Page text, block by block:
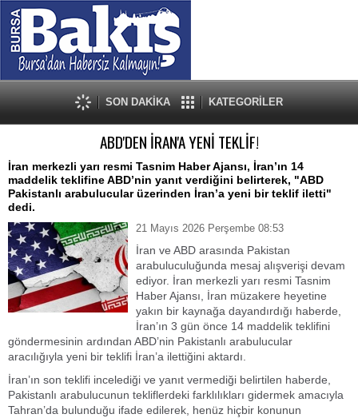
SON DAKİKA KATEGORİLER
ABD'DEN İRAN'A YENİ TEKLİF!
İran merkezli yarı resmi Tasnim Haber Ajansı, İran’ın 14
maddelik teklifine ABD’nin yanıt verdiğini belirterek, "ABD
Pakistanlı arabulucular üzerinden İran’a yeni bir teklif iletti"
dedi.
21 Mayıs 2026 Perşembe 08:53
İran ve ABD arasında Pakistan
arabuluculuğunda mesaj alışverişi devam
ediyor. İran merkezli yarı resmi Tasnim
Haber Ajansı, İran müzakere heyetine
yakın bir kaynağa dayandırdığı haberde,
İran’ın 3 gün önce 14 maddelik teklifini
göndermesinin ardından ABD’nin Pakistanlı arabulucular
aracılığıyla yeni bir teklifi İran’a ilettiğini aktardı.
İran’ın son teklifi incelediği ve yanıt vermediği belirtilen haberde,
Pakistanlı arabulucunun tekliflerdeki farklılıkları gidermek amacıyla
Tahran’da bulunduğu ifade edilerek, henüz hiçbir konunun